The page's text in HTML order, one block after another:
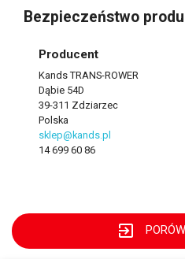
Bezpieczeństwo
Producent
Kands TRANS-ROWER
Dąbie 54D
39-311 Zdziarzec
Polska
sklep@kands.pl
14 699 60 86
exit_to_app